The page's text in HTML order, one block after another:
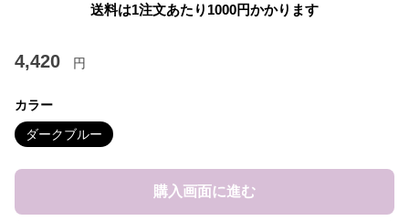
送料は1注文あたり 1000円かかります
4,420 円
カラー
ダークブルー
購入画面に進む